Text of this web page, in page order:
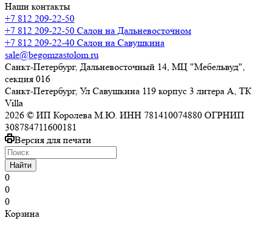
Наши контакты
+7 812 209-22-50
+7 812 209-22-50 Салон на Дальневосточном
+7 812 209-22-40 Салон на Савушкина
sale@begomzastolom.ru
Санкт-Петербург, Дальневосточный 14, МЦ "Мебельвуд",
секция 016
Санкт-Петербург, Ул Савушкина 119 корпус 3 литера А, ТК
Villa
2026 © ИП Королева М.Ю. ИНН 781410074880 ОГРНИП
308784711600181
Версия для печати
Найти
0
0
0
Корзина